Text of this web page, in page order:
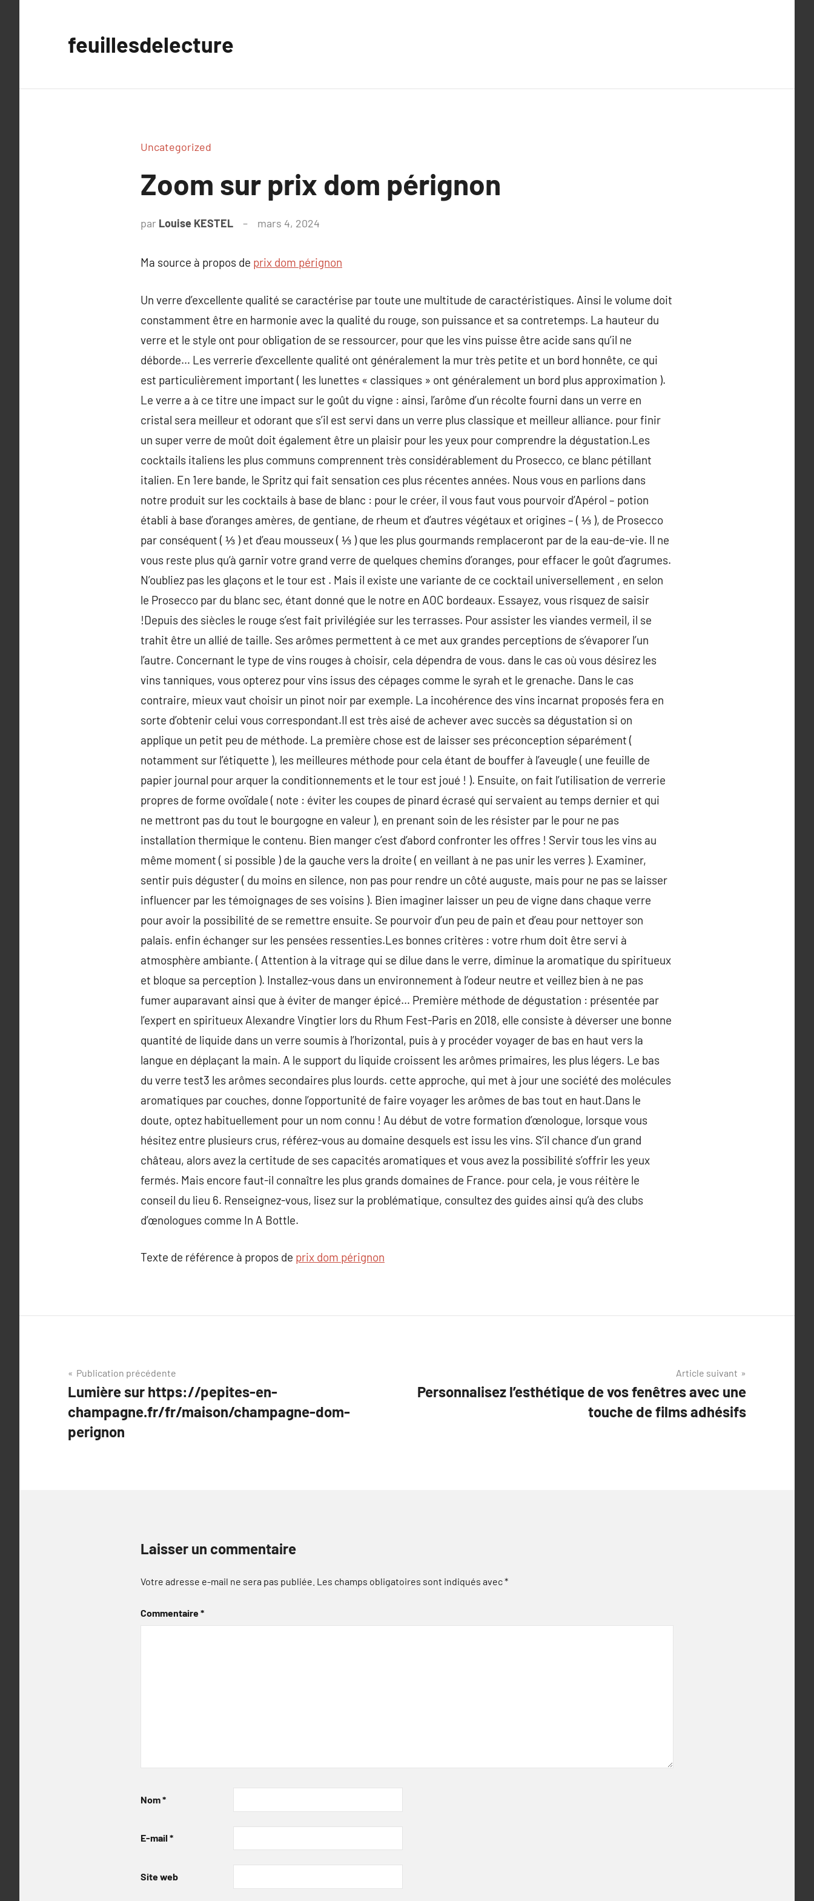
feuillesdelecture
Uncategorized
Zoom sur prix dom pérignon
par Louise KESTEL mars 4, 2024
Ma source à propos de prix dom pérignon
Un verre d’excellente qualité se caractérise par toute une multitude de caractéristiques. Ainsi le volume doit
constamment être en harmonie avec la qualité du rouge, son puissance et sa contretemps. La hauteur du
verre et le style ont pour obligation de se ressourcer, pour que les vins puisse être acide sans qu’il ne
déborde… Les verrerie d’excellente qualité ont généralement la mur très petite et un bord honnête, ce qui
est particulièrement important ( les lunettes « classiques » ont généralement un bord plus approximation ).
Le verre a à ce titre une impact sur le goût du vigne : ainsi, l’arôme d’un récolte fourni dans un verre en
cristal sera meilleur et odorant que s’il est servi dans un verre plus classique et meilleur alliance. pour finir
un super verre de moût doit également être un plaisir pour les yeux pour comprendre la dégustation.Les
cocktails italiens les plus communs comprennent très considérablement du Prosecco, ce blanc pétillant
italien. En 1ere bande, le Spritz qui fait sensation ces plus récentes années. Nous vous en parlions dans
notre produit sur les cocktails à base de blanc : pour le créer, il vous faut vous pourvoir d’Apérol – potion
établi à base d’oranges amères, de gentiane, de rheum et d’autres végétaux et origines – ( ⅓ ), de Prosecco
par conséquent ( ⅓ ) et d’eau mousseux ( ⅓ ) que les plus gourmands remplaceront par de la eau-de-vie. Il ne
vous reste plus qu’à garnir votre grand verre de quelques chemins d’oranges, pour effacer le goût d’agrumes.
N’oubliez pas les glaçons et le tour est . Mais il existe une variante de ce cocktail universellement , en selon
le Prosecco par du blanc sec, étant donné que le notre en AOC bordeaux. Essayez, vous risquez de saisir
!Depuis des siècles le rouge s’est fait privilégiée sur les terrasses. Pour assister les viandes vermeil, il se
trahit être un allié de taille. Ses arômes permettent à ce met aux grandes perceptions de s’évaporer l’un
l’autre. Concernant le type de vins rouges à choisir, cela dépendra de vous. dans le cas où vous désirez les
vins tanniques, vous opterez pour vins issus des cépages comme le syrah et le grenache. Dans le cas
contraire, mieux vaut choisir un pinot noir par exemple. La incohérence des vins incarnat proposés fera en
sorte d’obtenir celui vous correspondant.Il est très aisé de achever avec succès sa dégustation si on
applique un petit peu de méthode. La première chose est de laisser ses préconception séparément (
notamment sur l’étiquette ), les meilleures méthode pour cela étant de bouffer à l’aveugle ( une feuille de
papier journal pour arquer la conditionnements et le tour est joué ! ). Ensuite, on fait l’utilisation de verrerie
propres de forme ovoïdale ( note : éviter les coupes de pinard écrasé qui servaient au temps dernier et qui
ne mettront pas du tout le bourgogne en valeur ), en prenant soin de les résister par le pour ne pas
installation thermique le contenu. Bien manger c’est d’abord confronter les offres ! Servir tous les vins au
même moment ( si possible ) de la gauche vers la droite ( en veillant à ne pas unir les verres ). Examiner,
sentir puis déguster ( du moins en silence, non pas pour rendre un côté auguste, mais pour ne pas se laisser
influencer par les témoignages de ses voisins ). Bien imaginer laisser un peu de vigne dans chaque verre
pour avoir la possibilité de se remettre ensuite. Se pourvoir d’un peu de pain et d’eau pour nettoyer son
palais. enfin échanger sur les pensées ressenties.Les bonnes critères : votre rhum doit être servi à
atmosphère ambiante. ( Attention à la vitrage qui se dilue dans le verre, diminue la aromatique du spiritueux
et bloque sa perception ). Installez-vous dans un environnement à l’odeur neutre et veillez bien à ne pas
fumer auparavant ainsi que à éviter de manger épicé… Première méthode de dégustation : présentée par
l’expert en spiritueux Alexandre Vingtier lors du Rhum Fest-Paris en 2018, elle consiste à déverser une bonne
quantité de liquide dans un verre soumis à l’horizontal, puis à y procéder voyager de bas en haut vers la
langue en déplaçant la main. A le support du liquide croissent les arômes primaires, les plus légers. Le bas
du verre test3 les arômes secondaires plus lourds. cette approche, qui met à jour une société des molécules
aromatiques par couches, donne l’opportunité de faire voyager les arômes de bas tout en haut.Dans le
doute, optez habituellement pour un nom connu ! Au début de votre formation d’œnologue, lorsque vous
hésitez entre plusieurs crus, référez-vous au domaine desquels est issu les vins. S’il chance d’un grand
château, alors avez la certitude de ses capacités aromatiques et vous avez la possibilité s’offrir les yeux
fermés. Mais encore faut-il connaître les plus grands domaines de France. pour cela, je vous réitère le
conseil du lieu 6. Renseignez-vous, lisez sur la problématique, consultez des guides ainsi qu’à des clubs
d’œnologues comme In A Bottle.
Texte de référence à propos de prix dom pérignon
Navigation
de
l’article
Publication précédente
Lumière sur https://pepites-en-
champagne.fr/fr/maison/champagne-dom-
perignon
Article suivant
Personnalisez l’esthétique de vos fenêtres avec une
touche de films adhésifs
Laisser un commentaire
Votre adresse e-mail ne sera pas publiée. Les champs obligatoires sont indiqués avec*
Commentaire*
Nom*
E-mail *
Site web